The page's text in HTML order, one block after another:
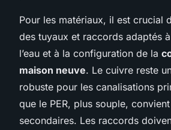
Pour les matériaux, il est crucial
des tuyaux et raccords adaptés
l’eau et à la configuration de la
maison neuve. Le cuivre reste
robuste pour les canalisations
que le PER, plus souple,
secondaires. Les raccords